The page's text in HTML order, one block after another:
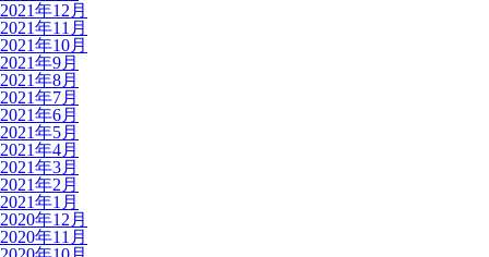
2021年12月
2021年11月
2021年10月
2021年9月
2021年8月
2021年7月
2021年6月
2021年5月
2021年4月
2021年3月
2021年2月
2021年1月
2020年12月
2020年11月